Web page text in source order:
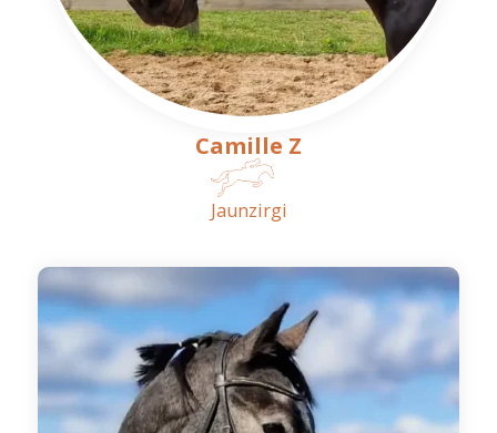
Camille Z
Jaunzirgi